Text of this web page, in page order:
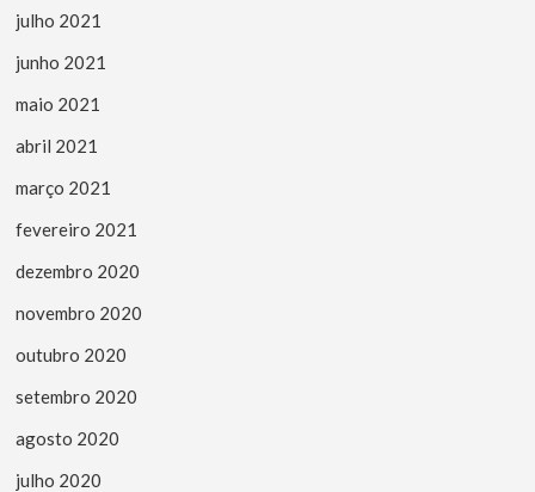
julho 2021
junho 2021
maio 2021
abril 2021
março 2021
fevereiro 2021
dezembro 2020
novembro 2020
outubro 2020
setembro 2020
agosto 2020
julho 2020